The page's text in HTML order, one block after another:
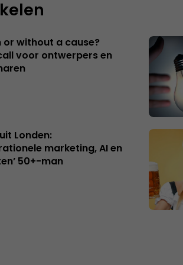
or without a cause?
voor ontwerpers en
Londen:
marketing, AI en
50+-man